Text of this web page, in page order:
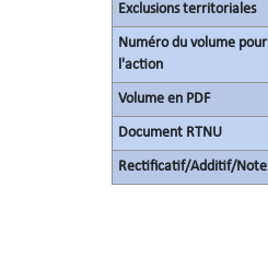
Exclusions territoriales
Numéro du volume pour
l'action
Volume en PDF
Document RTNU
Rectificatif/Additif/Note